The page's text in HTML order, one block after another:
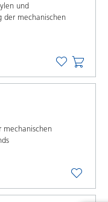
und
der mechanischen
mechanischen